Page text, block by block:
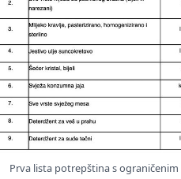
Prva lista potrepština s